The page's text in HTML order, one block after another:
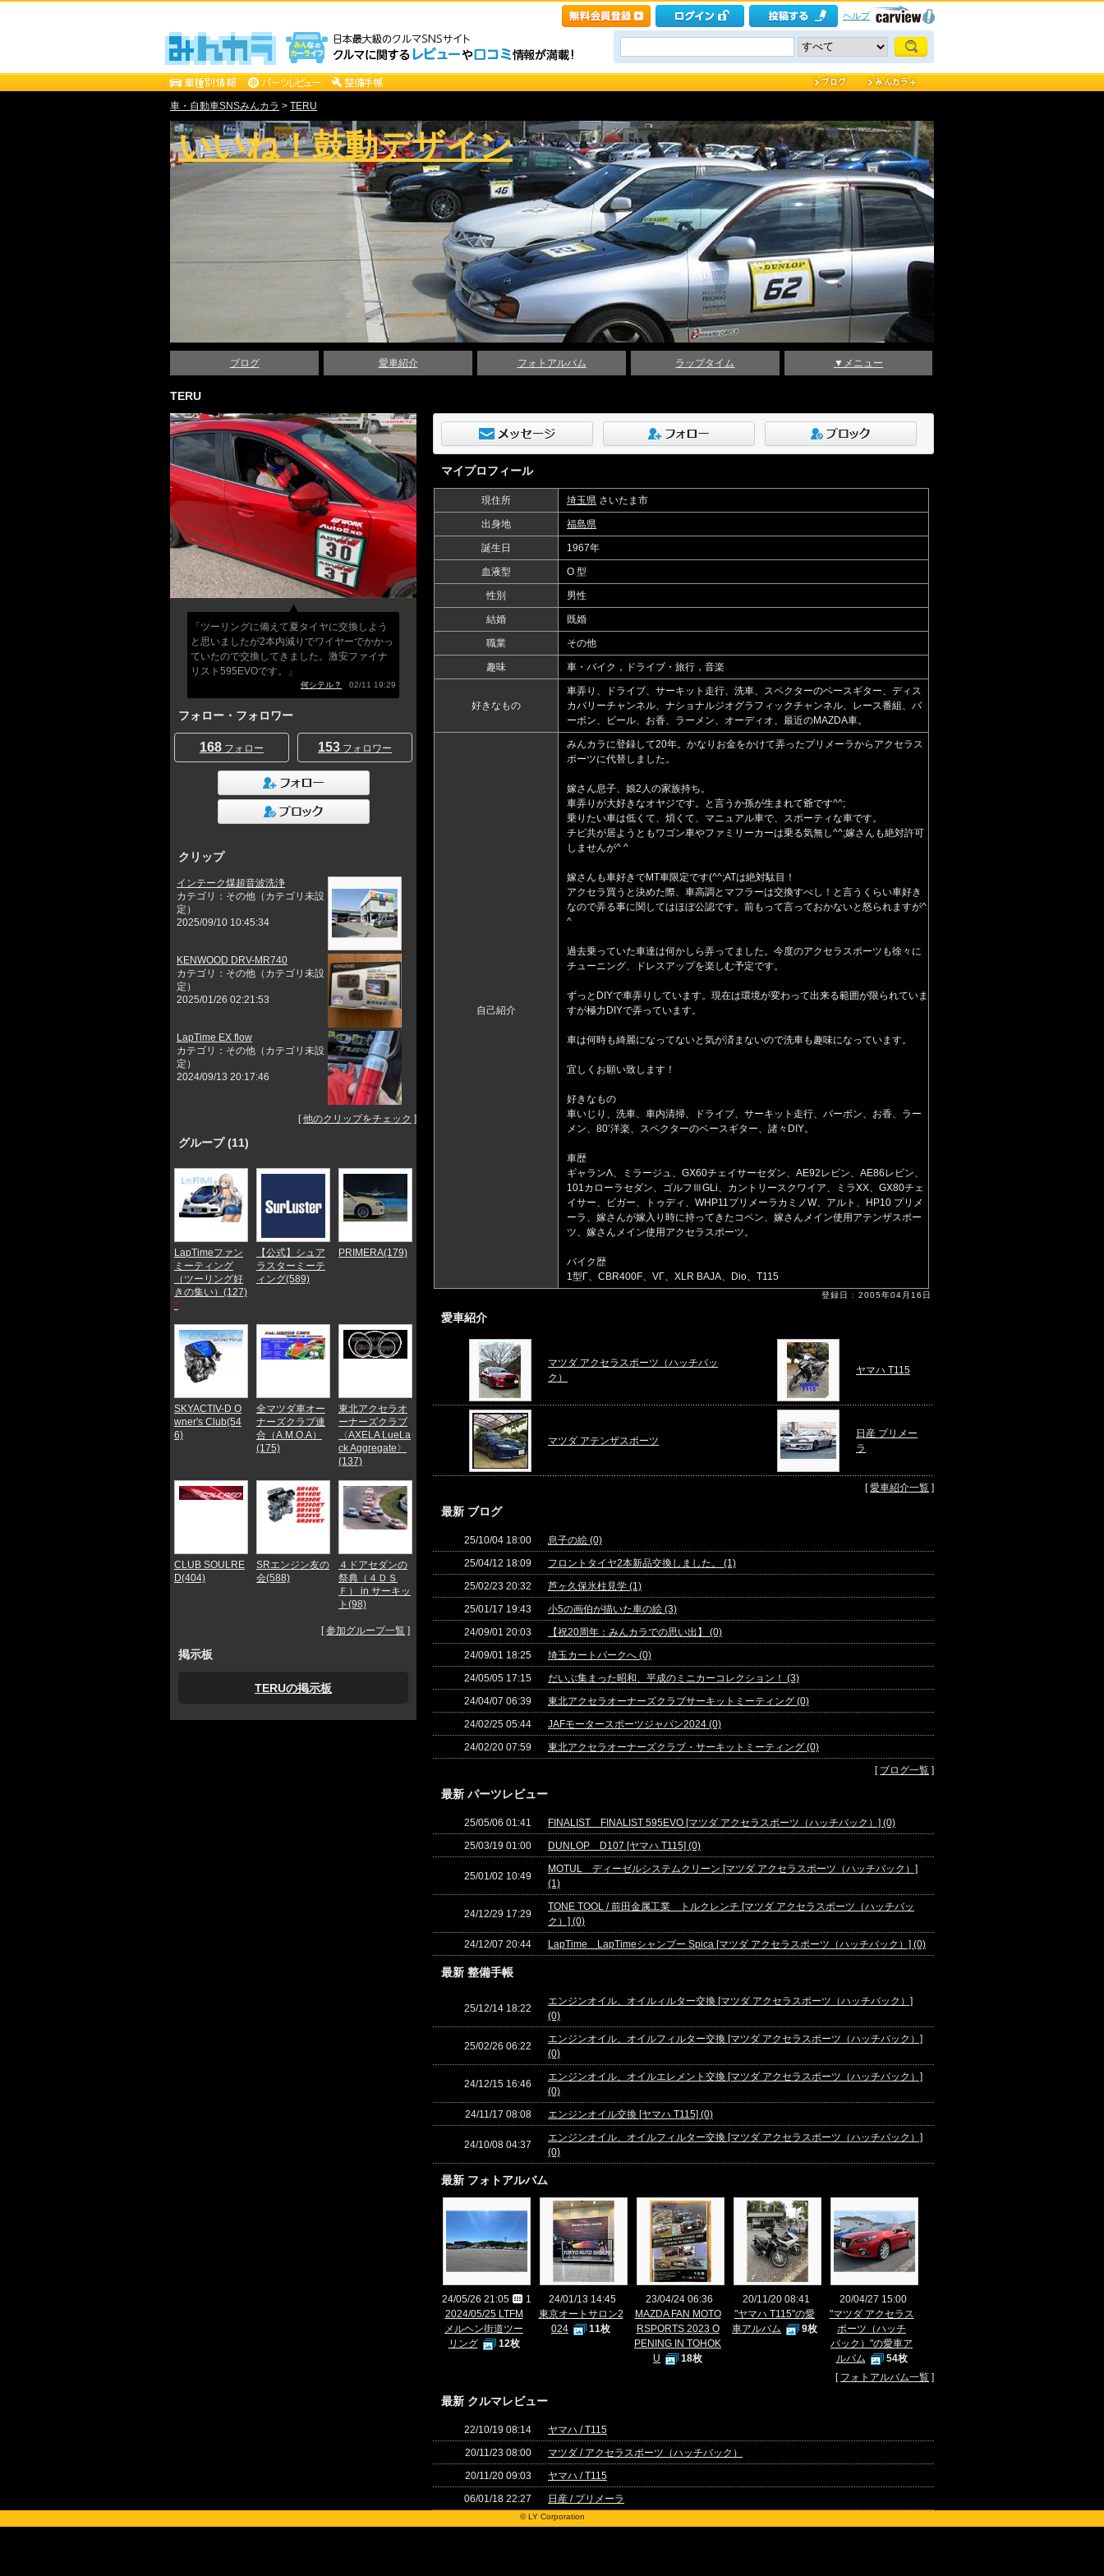
ヘルプ
車・自動車SNSみんカラ > TERU
いいね！鼓動デザイン
ブログ 愛車紹介 フォトアルバム ラップタイム ▼メニュー
TERU
「ツーリングに備えて夏タイヤに交換しよう
と思いましたが2本内減りでワイヤーでかかっ
ていたので交換してきました。激安ファイナ
リスト595EVOです。」
何シテル？ 02/11 19:29
フォロー・フォロワー
168 フォロー 153 フォロワー
クリップ
インテーク煤超音波洗浄
カテゴリ：その他（カテゴリ未設
定）
2025/09/10 10:45:34
KENWOOD DRV-MR740
カテゴリ：その他（カテゴリ未設
定）
2025/01/26 02:21:53
LapTime EX flow
カテゴリ：その他（カテゴリ未設
定）
2024/09/13 20:17:46
[他のクリップをチェック ]
グループ (11)
LapTimeファン
ミーティング
（ツーリング好
きの集い）(127)
*
【公式】シュア
ラスターミーテ
ィング(589)
PRIMERA(179)
SKYACTIV-D O
wner's Club(54
6)
全マツダ車オー
ナーズクラブ連
合（A.M.O.A）
(175)
東北アクセラオ
ーナーズクラブ
〈AXELA LueLa
ck Aggregate〉
(137)
CLUB SOULRE
D(404)
SRエンジン友の
会(588)
４ドアセダンの
祭典（４ＤＳ
Ｆ） in サーキッ
ト(98)
[参加グループ一覧 ]
掲示板
TERUの掲示板
マイプロフィール
現住所 埼玉県 さいたま市
出身地 福島県
誕生日 1967年
血液型 O 型
性別 男性
結婚 既婚
職業 その他
趣味 車・バイク，ドライブ・旅行，音楽
好きなもの
車弄り、ドライブ、サーキット走行、洗車、スペクターのベースギター、ディス
カバリーチャンネル、ナショナルジオグラフィックチャンネル、レース番組、バ
ーボン、ビール、お香、ラーメン、オーディオ、最近のMAZDA車。
自己紹介
みんカラに登録して20年。かなりお金をかけて弄ったプリメーラからアクセラス
ポーツに代替しました。
嫁さん息子、娘2人の家族持ち。
車弄りが大好きなオヤジです。と言うか孫が生まれて爺です^^;
乗りたい車は低くて、煩くて、マニュアル車で、スポーティな車です。
チビ共が居ようともワゴン車やファミリーカーは乗る気無し^^;嫁さんも絶対許可
しませんが^ ^
嫁さんも車好きでMT車限定です(^^;ATは絶対駄目！
アクセラ買うと決めた際、車高調とマフラーは交換すべし！と言うくらい車好き
なので弄る事に関してはほぼ公認です。前もって言っておかないと怒られますが^
^
過去乗っていた車達は何かしら弄ってました。今度のアクセラスポーツも徐々に
チューニング、ドレスアップを楽しむ予定です。
ずっとDIYで車弄りしています。現在は環境が変わって出来る範囲が限られていま
すが極力DIYで弄っています。
車は何時も綺麗になってないと気が済まないので洗車も趣味になっています。
宜しくお願い致します！
好きなもの
車いじり、洗車、車内清掃、ドライブ、サーキット走行、バーボン、お香、ラー
メン、80’洋楽、スペクターのベースギター、諸々DIY。
車歴
ギャランΛ、ミラージュ、GX60チェイサーセダン、AE92レビン、AE86レビン、
101カローラセダン、ゴルフⅢGLi、カントリースクワイア、ミラXX、GX80チェ
イサー、ビガー、トゥディ、WHP11プリメーラカミノW、アルト、HP10 プリメ
ーラ、嫁さんが嫁入り時に持ってきたコペン、嫁さんメイン使用アテンザスポー
ツ、嫁さんメイン使用アクセラスポーツ。
バイク歴
1型Γ、CBR400F、VΓ、XLR BAJA、Dio、T115
登録日 : 2005年04月16日
愛車紹介
マツダ アクセラスポーツ（ハッチバッ
ク）
ヤマハ T115
マツダ アテンザスポーツ
日産 プリメー
ラ
[愛車紹介一覧 ]
最新 ブログ
25/10/04 18:00
息子の絵 (0)
25/04/12 18:09
フロントタイヤ2本新品交換しました。 (1)
25/02/23 20:32
芦ヶ久保氷柱見学 (1)
25/01/17 19:43
小5の画伯が描いた車の絵 (3)
24/09/01 20:03
【祝20周年：みんカラでの思い出】 (0)
24/09/01 18:25
埼玉カートパークへ (0)
24/05/05 17:15
だいぶ集まった昭和、平成のミニカーコレクション！ (3)
24/04/07 06:39
東北アクセラオーナーズクラブサーキットミーティング (0)
24/02/25 05:44
JAFモータースポーツジャパン2024 (0)
24/02/20 07:59
東北アクセラオーナーズクラブ・サーキットミーティング (0)
[ ブログ一覧 ]
最新 パーツレビュー
25/05/06 01:41
FINALIST FINALIST 595EVO [マツダ アクセラスポーツ（ハッチバック）] (0)
25/03/19 01:00
DUNLOP D107 [ヤマハ T115] (0)
25/01/02 10:49
MOTUL ディーゼルシステムクリーン [マツダ アクセラスポーツ（ハッチバック）]
(1)
24/12/29 17:29
TONE TOOL / 前田金属工業 トルクレンチ [マツダ アクセラスポーツ（ハッチバッ
ク）] (0)
24/12/07 20:44
LapTime LapTimeシャンプー Spica [マツダ アクセラスポーツ（ハッチバック）] (0)
最新 整備手帳
25/12/14 18:22
エンジンオイル、オイルィルター交換 [マツダ アクセラスポーツ（ハッチバック）]
(0)
25/02/26 06:22
エンジンオイル、オイルフィルター交換 [マツダ アクセラスポーツ（ハッチバック）]
(0)
24/12/15 16:46
エンジンオイル、オイルエレメント交換 [マツダ アクセラスポーツ（ハッチバック）]
(0)
24/11/17 08:08
エンジンオイル交換 [ヤマハ T115] (0)
24/10/08 04:37
エンジンオイル、オイルフィルター交換 [マツダ アクセラスポーツ（ハッチバック）]
(0)
最新 フォトアルバム
24/05/26 21:05
1
2024/05/25 LTFM
メルヘン街道ツー
リング
12枚
24/01/13 14:45
東京オートサロン2
024
11枚
23/04/24 06:36
MAZDA FAN MOTO
RSPORTS 2023 O
PENING IN TOHOK
U
18枚
20/11/20 08:41
"ヤマハ T115"の愛
車アルバム
9枚
20/04/27 15:00
"マツダ アクセラス
ポーツ（ハッチ
バック）"の愛車ア
ルバム
54枚
[ フォトアルバム一覧 ]
最新 クルマレビュー
22/10/19 08:14
ヤマハ / T115
20/11/23 08:00
マツダ / アクセラスポーツ（ハッチバック）
20/11/20 09:03
ヤマハ / T115
06/01/18 22:27
日産 / プリメーラ
© LY Corporation